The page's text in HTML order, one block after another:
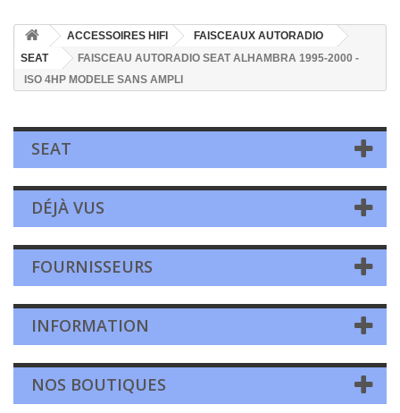
ACCESSOIRES HIFI
FAISCEAUX AUTORADIO
SEAT
FAISCEAU AUTORADIO SEAT ALHAMBRA 1995-2000 -
ISO 4HP MODELE SANS AMPLI
SEAT
DÉJÀ VUS
FOURNISSEURS
INFORMATION
NOS BOUTIQUES